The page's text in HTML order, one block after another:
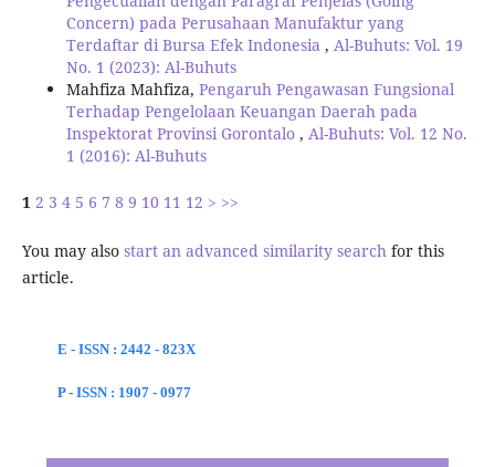
Concern) pada Perusahaan Manufaktur yang
Terdaftar di Bursa Efek Indonesia , Al-Buhuts: Vol. 19
No. 1 (2023): Al-Buhuts
Mahfiza Mahfiza, Pengaruh Pengawasan Fungsional
Terhadap Pengelolaan Keuangan Daerah pada
Inspektorat Provinsi Gorontalo , Al-Buhuts: Vol. 12 No.
1 (2016): Al-Buhuts
1 2 3 4 5 6 7 8 9 10 11 12 > >>
You may also start an advanced similarity searchfor this
article.
E - ISSN : 2442 - 823X
P - ISSN : 1907 - 0977